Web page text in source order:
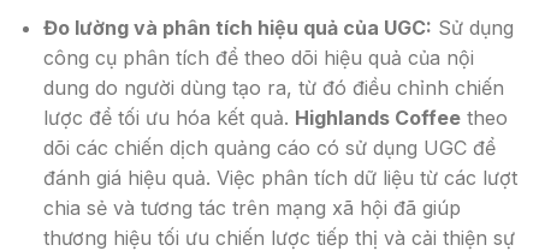
Đo lường và phân tích hiệu quả của UGC: Sử dụng
công cụ phân tích để theo dõi hiệu quả của nội
dung do người dùng tạo ra, từ đó điều chỉnh chiến
lược để tối ưu hóa kết quả. Highlands Coffeetheo
dõi các chiến dịch quảng cáo có sử dụng UGC để
đánh giá hiệu quả. Việc phân tích dữ liệu từ các lượt
chia sẻ và tương tác trên mạng xã hội đã giúp
thương hiệu tối ưu chiến lược tiếp thị và cải thiện sự